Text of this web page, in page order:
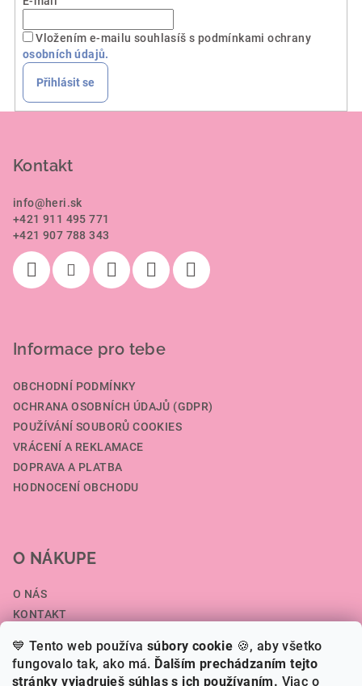
💙 Tento web používa súbory cookie 🍪, aby všetko
fungovalo tak, ako má. Ďalším prechádzaním tejto
stránky vyjadruješ súhlas s ich používaním. Viac o
Vložením e-mailu souhlasíš s podmínkami ochrany
osobních údajů.
Přihlásit se
Kontakt
info@heri.sk
+421 911 495 771
+421 907 788 343
Informace pro tebe
OBCHODNÍ PODMÍNKY
OCHRANA OSOBNÍCH ÚDAJŮ (GDPR)
POUŽÍVÁNÍ SOUBORŮ COOKIES
VRÁCENÍ A REKLAMACE
DOPRAVA A PLATBA
HODNOCENÍ OBCHODU
O NÁKUPE
O NÁS
KONTAKT
ČLÁNKY